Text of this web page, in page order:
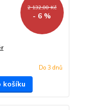
2 132,00 Kč
- 6 %
Do 3 dnů
košíku